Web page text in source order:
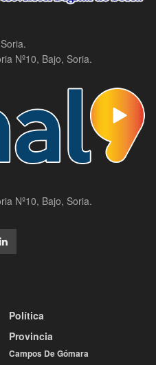
Nº10, Bajo, Soria.
Nº10, Bajo, Soria.
Política
Provincia
Campos De Gómara